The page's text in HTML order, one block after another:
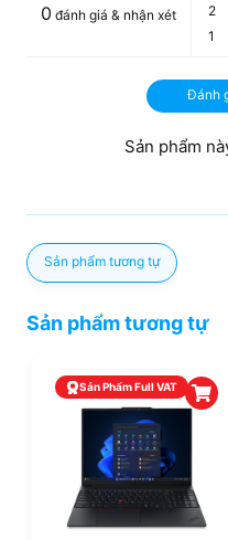
Vẻ ngoài chuyên nghiệp
0 đánh giá & nhận xét
2
1
Đánh
Sản phẩm
Sản phẩm tương tự
Sản phẩm tương tự
Sản Phẩm Full VAT